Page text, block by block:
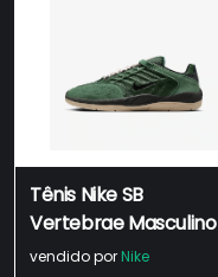
Tênis Nike SB
Vertebrae Masculino
vendido por Nike